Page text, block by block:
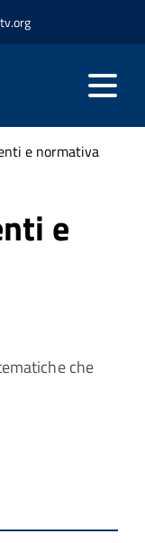
e normativa
e
che